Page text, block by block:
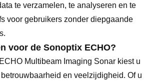
te verzamelen, te analyseren en te
voor gebruikers zonder diepgaande
voor de Sonoptix ECHO?
Multibeam Imaging Sonar kiest u
en veelzijdigheid. Of u